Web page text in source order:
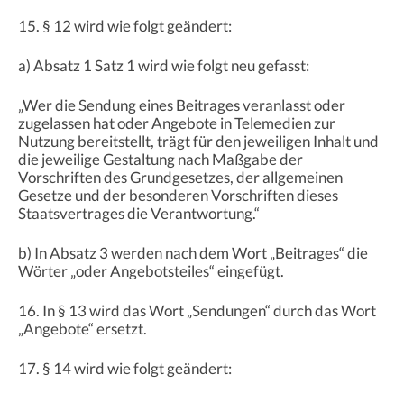
15. § 12 wird wie folgt geändert:
a) Absatz 1 Satz 1 wird wie folgt neu gefasst:
„Wer die Sendung eines Beitrages veranlasst oder
zugelassen hat oder Angebote in Telemedien zur
Nutzung bereitstellt, trägt für den jeweiligen Inhalt und
die jeweilige Gestaltung nach Maßgabe der
Vorschriften des Grundgesetzes, der allgemeinen
Gesetze und der besonderen Vorschriften dieses
Staatsvertrages die Verantwortung.“
b) In Absatz 3 werden nach dem Wort „Beitrages“ die
Wörter „oder Angebotsteiles“ eingefügt.
16. In § 13 wird das Wort „Sendungen“ durch das Wort
„Angebote“ ersetzt.
17. § 14 wird wie folgt geändert: